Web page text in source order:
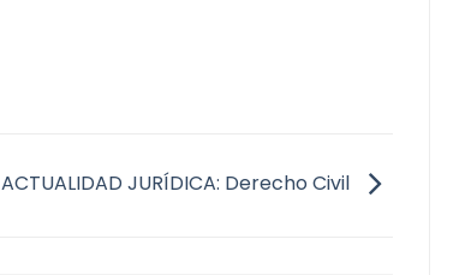
ACTUALIDAD JURÍDICA: Derecho Civil